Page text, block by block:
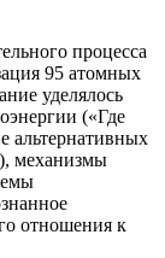
процесса
95 атомных
уделялось
(«Где
альтернативных
механизмы
отношения к